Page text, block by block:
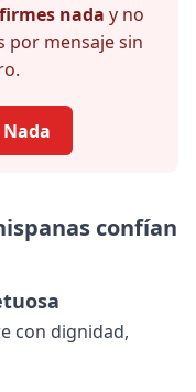
nada y no
por mensaje sin
confían
con dignidad,